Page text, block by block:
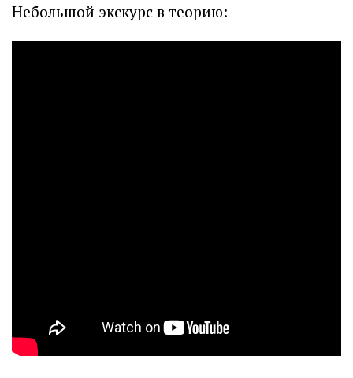
Небольшой экскурс в теорию: